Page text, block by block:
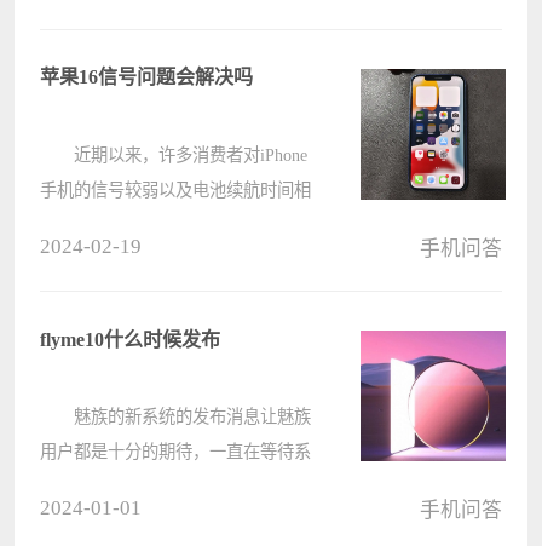
此功能，享受更安静的来电体验。
苹果16信号问题会解决吗
近期以来，许多消费者对iPhone
手机的信号较弱以及电池续航时间相
传出确切的消息，我们也无法确定这
2024-02-19 手机问答
flyme10什么时候发布
魅族的新系统的发布消息让魅族
用户都是十分的期待，一直在等待系
2024-01-01 手机问答